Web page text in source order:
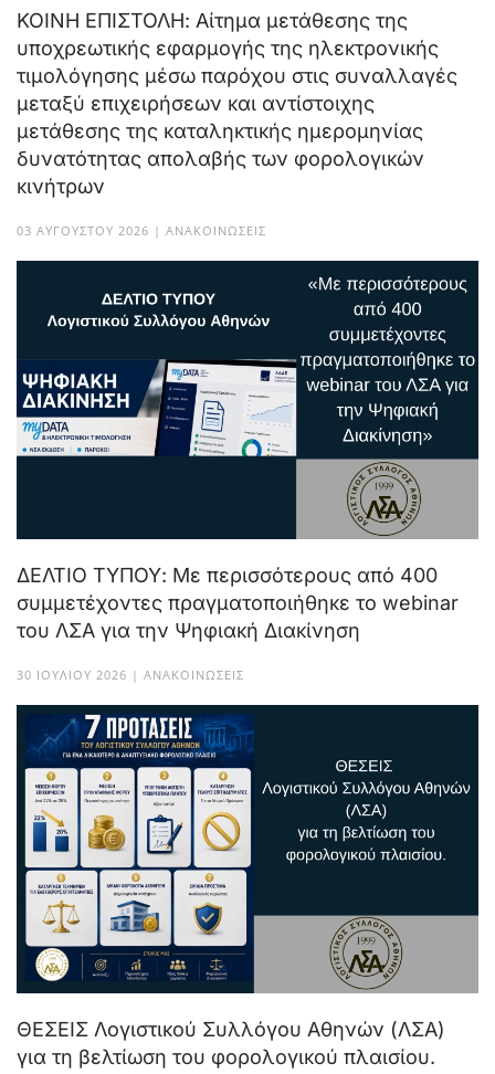
ΚΟΙΝΗ ΕΠΙΣΤΟΛΗ: Αίτημα μετάθεσης της
υποχρεωτικής εφαρμογής της ηλεκτρονικής
τιμολόγησης μέσω παρόχου στις συναλλαγές
μεταξύ επιχειρήσεων και αντίστοιχης
μετάθεσης της καταληκτικής ημερομηνίας
δυνατότητας απολαβής των φορολογικών
κινήτρων
03 ΑΥΓΟΎΣΤΟΥ 2026 | ΑΝΑΚΟΙΝΏΣΕΙΣ
ΔΕΛΤΙΟ ΤΥΠΟΥ: Με περισσότερους από 400
συμμετέχοντες πραγματοποιήθηκε το webinar
του ΛΣΑ για την Ψηφιακή Διακίνηση
30 ΙΟΥΛΊΟΥ 2026 | ΑΝΑΚΟΙΝΏΣΕΙΣ
ΘΕΣΕΙΣ Λογιστικού Συλλόγου Αθηνών (ΛΣΑ)
για τη βελτίωση του φορολογικού πλαισίου.